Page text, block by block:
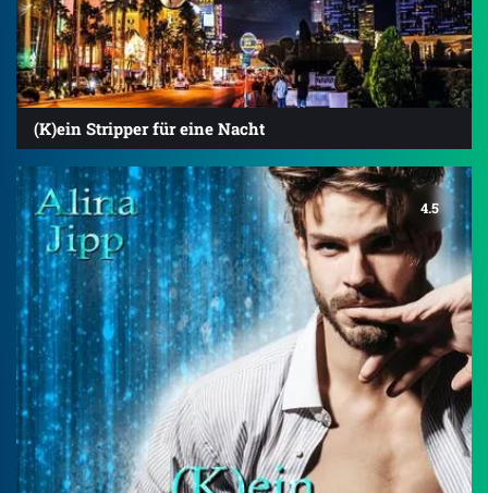
(K)ein Stripper für eine Nacht
4.5